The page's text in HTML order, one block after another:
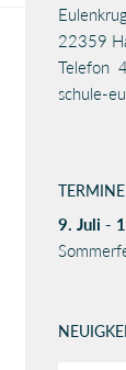
22359
Telefon
schule-
TERMINE
9. Juli -